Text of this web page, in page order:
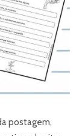
postagem,